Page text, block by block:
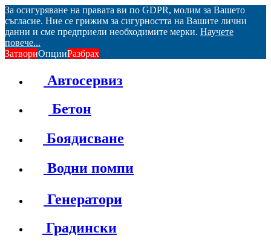
За осигуряване на правата ви по GDPR, молим за Вашето
съгласие. Ние се грижим за сигурността на Вашите лични
данни и сме предприели необходимите мерки. Научете
повече...
ЗатвориОпцииРазбрах
Автосервиз
Бетон
Боядисване
Водни помпи
Генератори
Градински